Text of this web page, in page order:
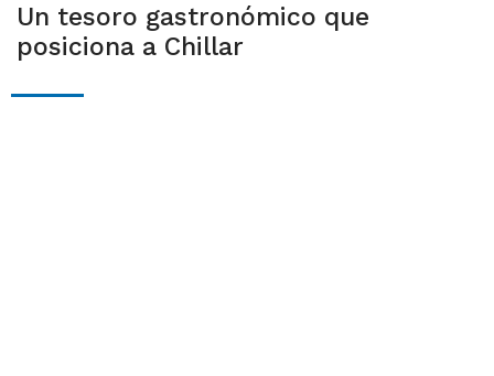
Un tesoro gastronómico que
posiciona a Chillar